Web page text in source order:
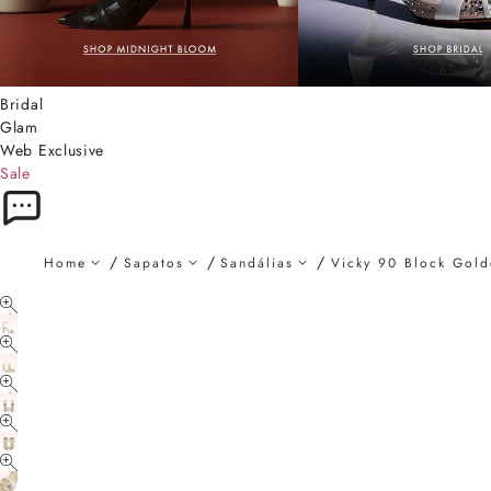
Bridal
Glam
Web Exclusive
Sale
Home Sapatos Sandálias Vicky 90 Block